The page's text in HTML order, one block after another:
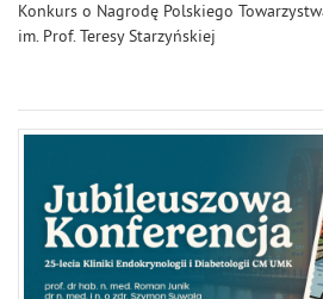
Konkurs o Nagrodę Polskiego
im. Prof. Teresy Starzyńskiej